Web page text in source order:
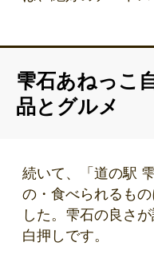
雫石あねっこ
品とグルメ
続いて、「道の駅
の・食べられるも
した。雫石の良さ
白押しです。